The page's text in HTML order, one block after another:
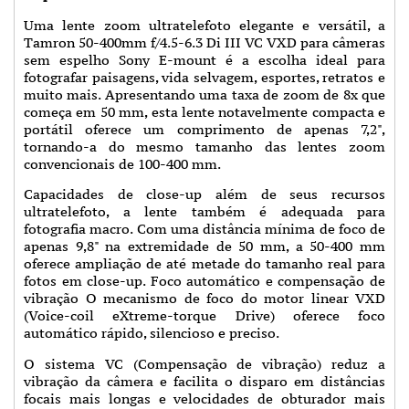
Uma lente zoom ultratelefoto elegante e versátil, a
Tamron 50-400mm f/4.5-6.3 Di III VC VXD para câmeras
sem espelho Sony E-mount é a escolha ideal para
fotografar paisagens, vida selvagem, esportes, retratos e
muito mais. Apresentando uma taxa de zoom de 8x que
começa em 50 mm, esta lente notavelmente compacta e
portátil oferece um comprimento de apenas 7,2",
tornando-a do mesmo tamanho das lentes zoom
convencionais de 100-400 mm.
Capacidades de close-up além de seus recursos
ultratelefoto, a lente também é adequada para
fotografia macro. Com uma distância mínima de foco de
apenas 9,8" na extremidade de 50 mm, a 50-400 mm
oferece ampliação de até metade do tamanho real para
fotos em close-up. Foco automático e compensação de
vibração O mecanismo de foco do motor linear VXD
(Voice-coil eXtreme-torque Drive) oferece foco
automático rápido, silencioso e preciso.
O sistema VC (Compensação de vibração) reduz a
vibração da câmera e facilita o disparo em distâncias
focais mais longas e velocidades de obturador mais